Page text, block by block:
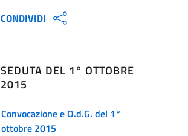
CONDIVIDI
SEDUTA DEL 1° OTTOBRE
2015
Convocazione e O.d.G. del 1°
ottobre 2015